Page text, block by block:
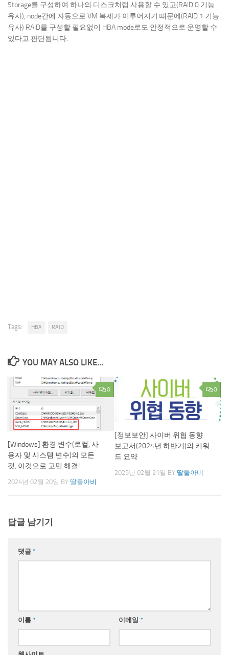
Storage를 구성하여 하나의 디스크처럼 사용할 수 있고(RAID 0 기능
유사), node간에 자동으로 VM 복제가 이루어지기 때문에(RAID 1 기능
유사) RAID를 구성할 필요없이 HBA mode로도 안정적으로 운영할 수
있다고 판단됨니다.
Tags: HBA RAID
YOU MAY ALSO LIKE...
0
[Windows] 환경 변수(로컬, 사
용자 및 시스템 변수)의 모든
것, 이것으로 고민 해결!
2024년 02월 20일 BY 딸둘아비
0
[정보보안] 사이버 위협 동향
보고서(2024년 하반기)의 키워
드 요약
2025년 02월 21일 BY 딸둘아비
답글 남기기
댓글 *
이름 * 이메일 *